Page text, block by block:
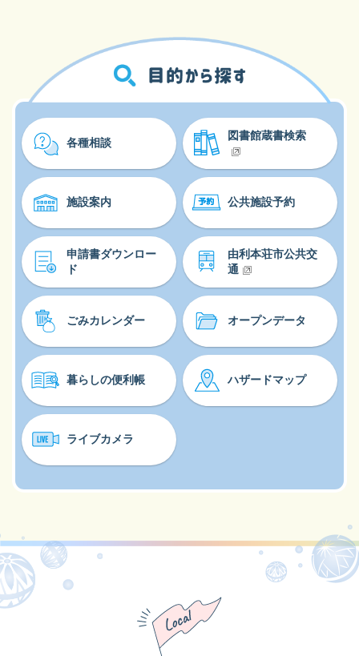
各種相談
図書館蔵書検索
施設案内 公共施設予約
申請書ダウンロー
ド
由利本荘市公共交
通
ごみカレンダー オープンデータ
暮らしの便利帳 ハザードマップ
ライブカメラ